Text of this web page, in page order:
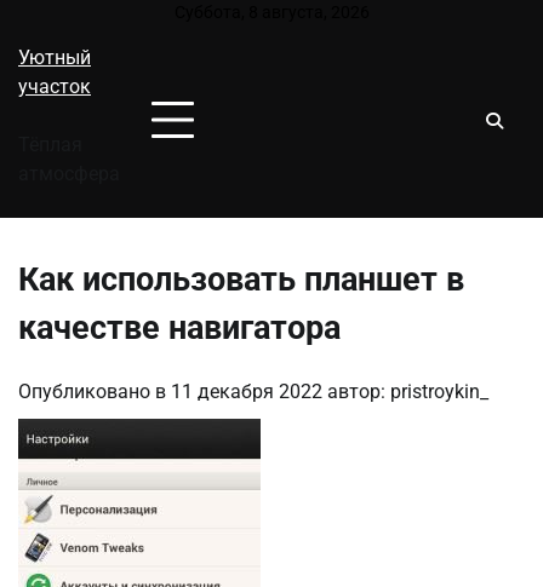
содержимому
Уютный
участок
Как использовать планшет в
качестве навигатора
Опубликовано в 11 декабря 2022 автор: pristroykin_